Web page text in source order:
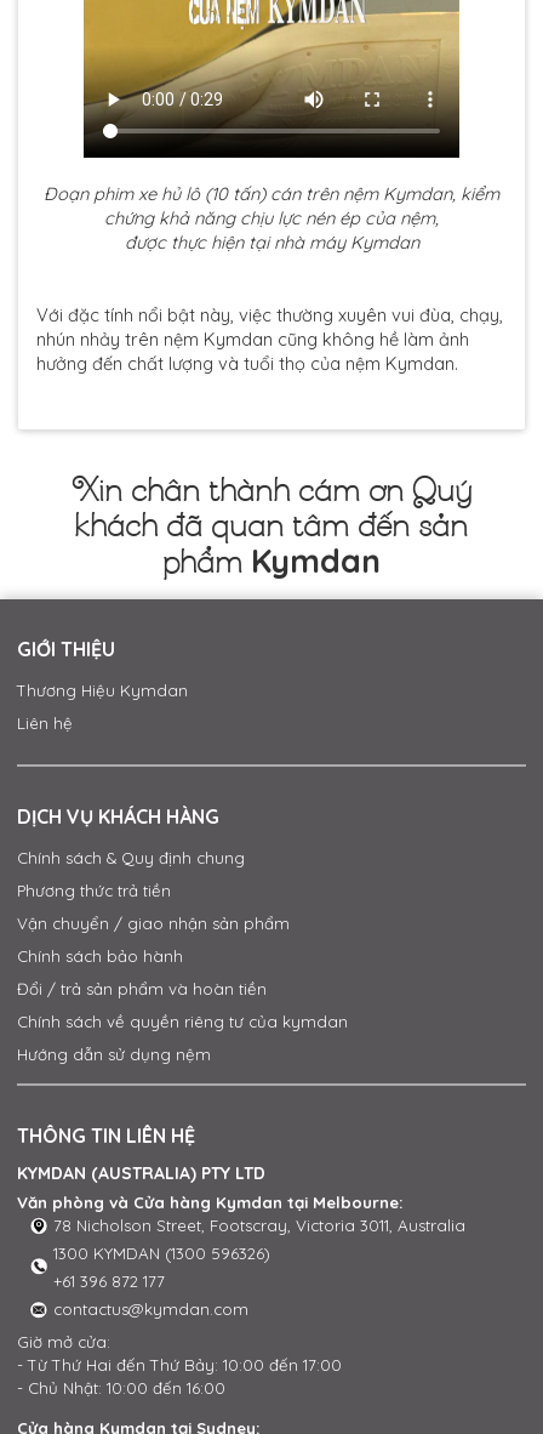
Đoạn phim xe hủ lô (10 tấn) cán trên nệm Kymdan, kiểm
chứng khả năng chịu lực nén ép của nệm,
được thực hiện tại nhà máy Kymdan
Với đặc tính nổi bật này, việc thường xuyên vui đùa, chạy,
nhún nhảy trên nệm Kymdan cũng không hề làm ảnh
hưởng đến chất lượng và tuổi thọ của nệm Kymdan.
Xin chân thành cám ơn Quý
khách đã quan tâm đến sản
phẩm Kymdan
GIỚI THIỆU
Thương Hiệu Kymdan
Liên hệ
DỊCH VỤ KHÁCH HÀNG
Chính sách & Quy định chung
Phương thức trả tiền
Vận chuyển / giao nhận sản phẩm
Chính sách bảo hành
Đổi / trả sản phẩm và hoàn tiền
Chính sách về quyền riêng tư của kymdan
Hướng dẫn sử dụng nệm
THÔNG TIN LIÊN HỆ
KYMDAN (AUSTRALIA) PTY LTD
Văn phòng và Cửa hàng Kymdan tại Melbourne:
78 Nicholson Street, Footscray, Victoria 3011, Australia
1300 KYMDAN (1300 596326)
+61 396 872 177
contactus@kymdan.com
Giờ mở cửa:
- Từ Thứ Hai đến Thứ Bảy: 10:00 đến 17:00
- Chủ Nhật: 10:00 đến 16:00
Cửa hàng Kymdan tại Sydney: